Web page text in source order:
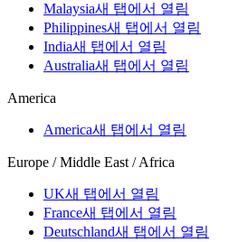
Malaysia새 탭에서 열림
Philippines새 탭에서 열림
India새 탭에서 열림
Australia새 탭에서 열림
America
America새 탭에서 열림
Europe / Middle East / Africa
UK새 탭에서 열림
France새 탭에서 열림
Deutschland새 탭에서 열림